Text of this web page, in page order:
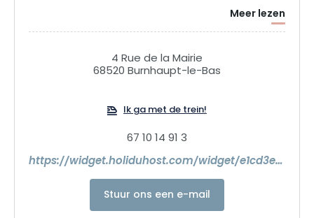
Meer lezen
4 Rue de la Mairie
68520 Burnhaupt-le-Bas
Ik ga met de trein!
67 10 14 91 3
https://widget.holiduhost.com/widget/e1cd3ea7-2379-4a82-97c9-3663060ffa01?standalone=1
Stuur ons een e-mail